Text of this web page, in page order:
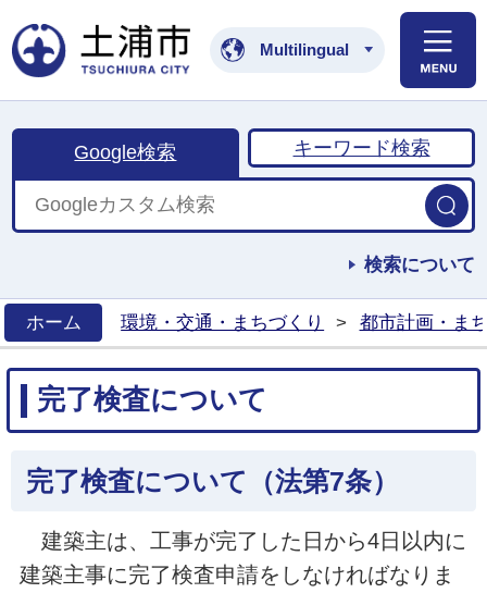
土浦市公式ホームペ
Multilingual
Google検索 キーワード検索
検索について
ホーム
環境・交通・まちづくり > 都市計画・ま
完了検査について
完了検査について（法第7条）
建築主は、工事が完了した日から4日以内に
建築主事に完了検査申請をしなければなりま